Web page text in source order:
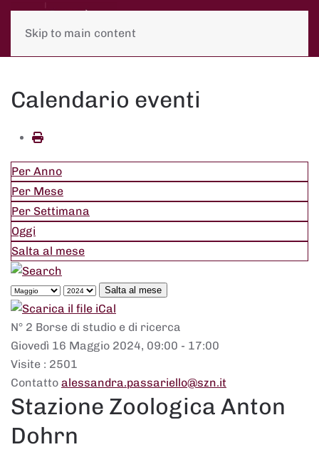
Skip to main content
Calendario eventi
Per Anno
Per Mese
Per Settimana
Oggi
Salta al mese
Salta al mese
N° 2 Borse di studio e di ricerca
Giovedì 16 Maggio 2024, 09:00 - 17:00
Visite : 2501
Contatto alessandra.passariello@szn.it
Stazione Zoologica Anton
Dohrn